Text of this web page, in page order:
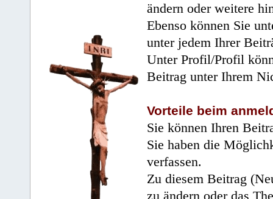
ändern oder weitere
Ebenso können Sie
unter jedem Ihrer
Unter Profil/Profil
Beitrag unter Ihrem
Vorteile beim
Sie können Ihren
Sie haben die
verfassen.
Zu diesem Beitrag
zu ändern oder das